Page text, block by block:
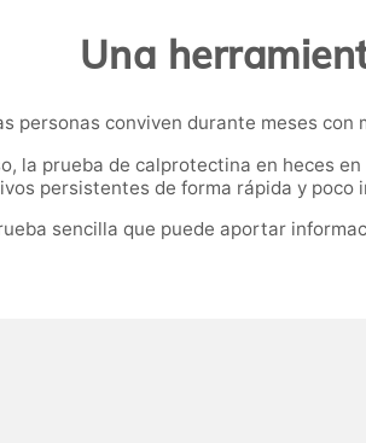
Una
personas conviven durante meses
la prueba de calprotectina en heces
persistentes de forma rápida y poco
sencilla que puede aportar